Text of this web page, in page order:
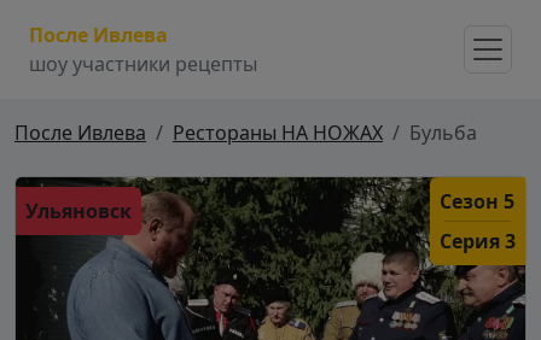
После Ивлева
шоу участники рецепты
После Ивлева Рестораны НА НОЖАХ Бульба
Ульяновск
Сезон 5
Серия 3